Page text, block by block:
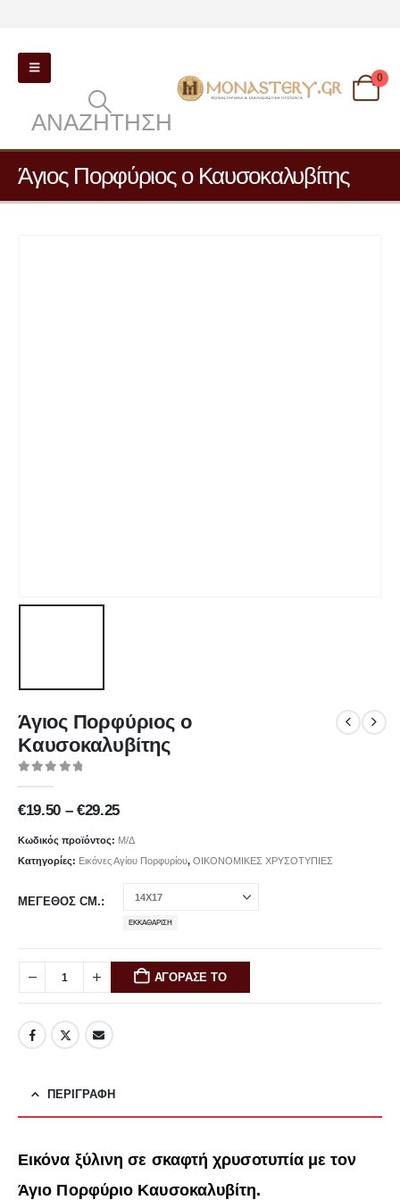
ΑΝΑΖΉΤΗΣΗ
0
Άγιος Πορφύριος ο Καυσοκαλυβίτης
Άγιος Πορφύριος ο
Καυσοκαλυβίτης
€19.50 – €29.25Price
€19.50
through
€29.25
Κωδικός προϊόντος: Μ/Δ
Κατηγορίες: Εικόνες Αγίου Πορφυρίου, ΟΙΚΟΝΟΜΙΚΕΣ ΧΡΥΣΟΤΥΠΙΕΣ
ΜΕΓΕΘΟΣ CM.
ΕΚΚΑΘΆΡΙΣΗ
ΑΓΟΡΑΣΕ ΤΟ
ΠΕΡΙΓΡΑΦΉ
Εικόνα ξύλινη σε σκαφτή χρυσοτυπία με τον
Άγιο Πορφύριο Καυσοκαλυβίτη.